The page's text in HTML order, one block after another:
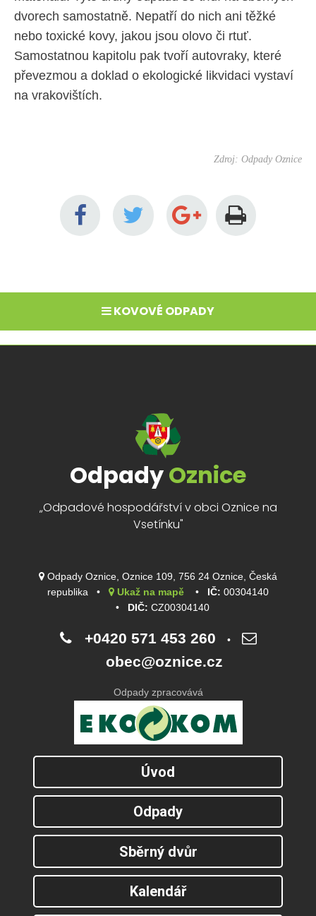
dvorech samostatně. Nepatří do nich ani těžké
nebo toxické kovy, jakou jsou olovo či rtuť.
Samostatnou kapitolu pak tvoří autovraky, které
převezmou a doklad o ekologické likvidaci vystaví
na vrakovištích.
Zdroj: Odpady Oznice
KOVOVÉ ODPADY
OdpadyOznice
„Odpadové hospodářství v obci Oznice na
Vsetínku"
Odpady Oznice, Oznice 109, 756 24 Oznice, Česká
republika •
Ukaž na mapě • IČ: 00304140
• DIČ: CZ00304140
+0420 571 453 260 •
obec@oznice.cz
Odpady zpracovává
Úvod
Odpady
Sběrný dvůr
Kalendář